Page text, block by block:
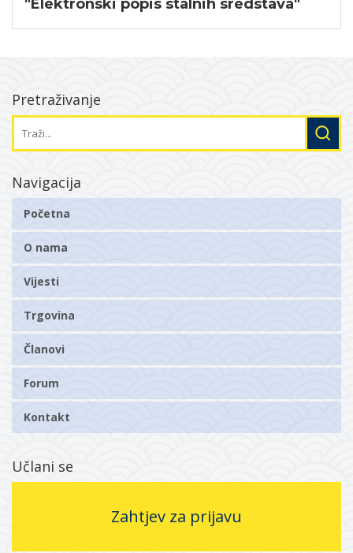
"Elektronski popis stalnih sredstava"
Pretraživanje
Navigacija
Početna
O nama
Vijesti
Trgovina
Članovi
Forum
Kontakt
Učlani se
Zahtjev za prijavu